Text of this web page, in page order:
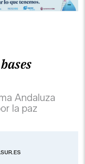
Andaluza
la paz